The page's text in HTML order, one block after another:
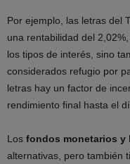
Por ejemplo, las letras del
una rentabilidad del
los tipos de interés, sino
considerados refugio por
letras hay un factor de
rendimiento final hasta el
Los fondos monetarios y
alternativas, pero también